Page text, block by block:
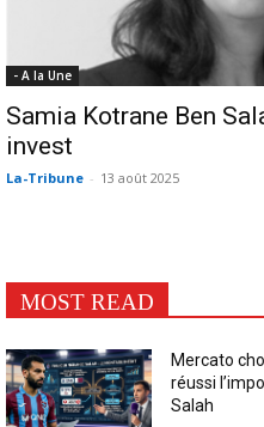
- A la Une
Samia Kotrane Ben
invest
La-Tribune - 13 août 2025
MOST READ
Mercato
réussi
Salah